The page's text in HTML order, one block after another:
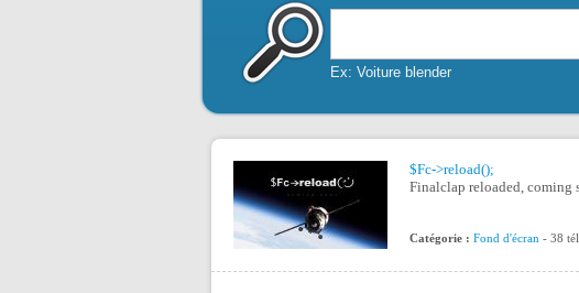
Ex: Voiture blender
$Fc->reload();
Finalclap reloaded, coming
Catégorie : Fond d'écran - 38